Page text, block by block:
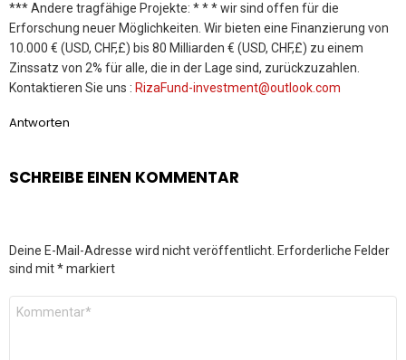
*** Andere tragfähige Projekte: * * * wir sind offen für die
Erforschung neuer Möglichkeiten. Wir bieten eine Finanzierung von
10.000 € (USD, CHF,£) bis 80 Milliarden € (USD, CHF,£) zu einem
Zinssatz von 2% für alle, die in der Lage sind, zurückzuzahlen.
Kontaktieren Sie uns : RizaFund-investment@outlook.com
Antworten
SCHREIBE EINEN KOMMENTAR
Deine E-Mail-Adresse wird nicht veröffentlicht. Erforderliche Felder
sind mit*markiert
Kommentar